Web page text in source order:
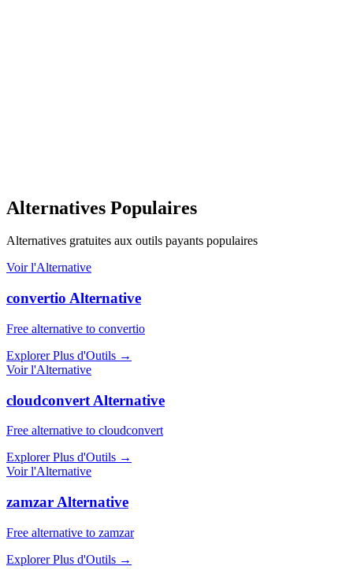
Alternatives Populaires
Alternatives gratuites aux outils payants populaires
Voir l'Alternative
convertio Alternative
Free alternative to convertio
Explorer Plus d'Outils →
Voir l'Alternative
cloudconvert Alternative
Free alternative to cloudconvert
Explorer Plus d'Outils →
Voir l'Alternative
zamzar Alternative
Free alternative to zamzar
Explorer Plus d'Outils →